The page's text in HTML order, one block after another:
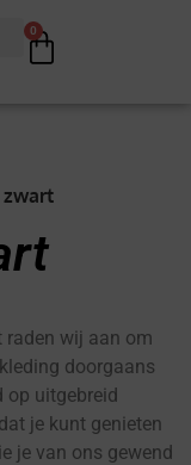
0
zwart
wij aan om
doorgaans
op uitgebreid
je kunt genieten
je van ons gewend